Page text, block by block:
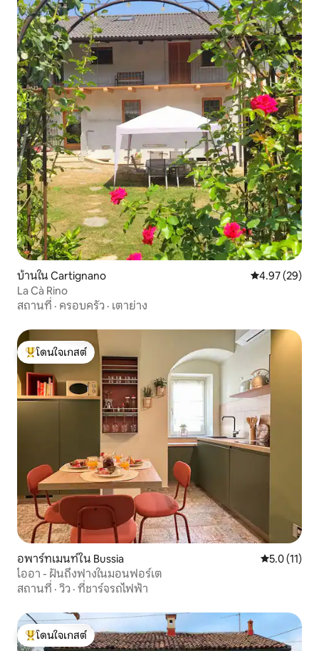
บ้านใน Cartignano คะแนนเฉลี่ย
4.97 (29)
La Cà Rino
สถานที่ · ครอบครัว · เตาย่าง
โดนใจเกสต์ที่สุด
โดนใจเกสต์
อพาร์ทเมนท์ใน Bussia คะแนนเฉลี่ย
5.0 (11)
ไออา - ฝันถึงฟางในมอนฟอร์เต
สถานที่ · วิว · ที่ชาร์จรถไฟฟ้า
โดนใจเกสต์ที่สุด
โดนใจเกสต์